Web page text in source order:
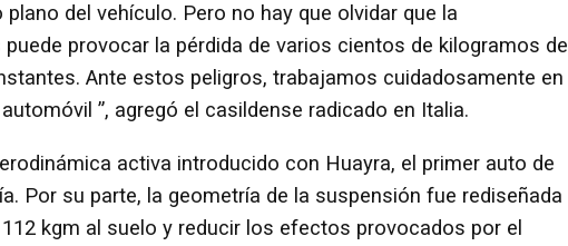
del vehículo. Pero no hay que olvidar que la
provocar la pérdida de varios cientos de kilogramos de
Ante estos peligros, trabajamos cuidadosamente en
”, agregó el casildense radicado en Italia.
activa introducido con Huayra, el primer auto de
Por su parte, la geometría de la suspensión fue rediseñada
kgm al suelo y reducir los efectos provocados por el